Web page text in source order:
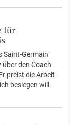
für
Saint-Germain
den Coach
preist die Arbeit
besiegen will.